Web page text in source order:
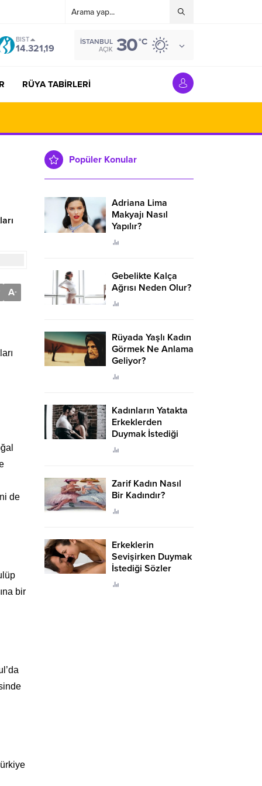
BIST
14.321,19
İSTANBUL
AÇIK 30°C
RÜYA TABİRLERİ
A-
de
bir
Popüler Konular
Adriana Lima
Makyajı Nasıl
Yapılır?
Gebelikte Kalça
Ağrısı Neden Olur?
Rüyada Yaşlı Kadın
Görmek Ne Anlama
Geliyor?
Kadınların Yatakta
Erkeklerden
Duymak İstediği
Sözler
Zarif Kadın Nasıl
Bir Kadındır?
Erkeklerin
Sevişirken Duymak
İstediği Sözler
Neler?